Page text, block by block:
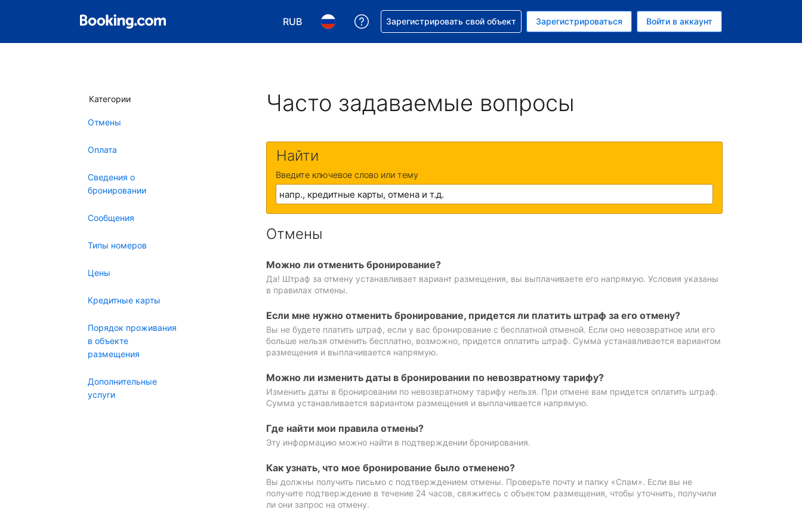
RUB
Выберите валюту. Текущая валюта — Российский рубль
Выберите язык. Текущий язык — На русском
Получите помощь с бронированием
Зарегистрировать свой объект Зарегистрироваться Войти в аккаунт
Категории
Отмены
Оплата
Сведения о
бронировании
Сообщения
Типы номеров
Цены
Кредитные карты
Порядок проживания
в объекте
размещения
Дополнительные
услуги
Часто задаваемые вопросы
Найти
Введите ключевое слово или тему
Отмены
Можно ли отменить бронирование?
Да! Штраф за отмену устанавливает вариант размещения, вы выплачиваете его напрямую. Условия указаны
в правилах отмены.
Если мне нужно отменить бронирование, придется ли платить штраф за его отмену?
Вы не будете платить штраф, если у вас бронирование с бесплатной отменой. Если оно невозвратное или его
больше нельзя отменить бесплатно, возможно, придется оплатить штраф. Сумма устанавливается вариантом
размещения и выплачивается напрямую.
Можно ли изменить даты в бронировании по невозвратному тарифу?
Изменить даты в бронировании по невозвратному тарифу нельзя. При отмене вам придется оплатить штраф.
Сумма устанавливается вариантом размещения и выплачивается напрямую.
Где найти мои правила отмены?
Эту информацию можно найти в подтверждении бронирования.
Как узнать, что мое бронирование было отменено?
Вы должны получить письмо с подтверждением отмены. Проверьте почту и папку «Спам». Если вы не
получите подтверждение в течение 24 часов, свяжитесь с объектом размещения, чтобы уточнить, получили
ли они запрос на отмену.